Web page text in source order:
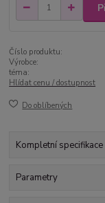
Číslo produktu:
Výrobce:
téma:
Hlídat cenu / dostupnost
Do oblíbených
Kompletní specifikace
Parametry